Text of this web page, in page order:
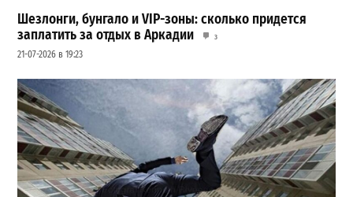
Шезлонги, бунгало и VIP-зоны: сколько придется
заплатить за отдых в Аркадии
3
21-07-2026 в 19:23